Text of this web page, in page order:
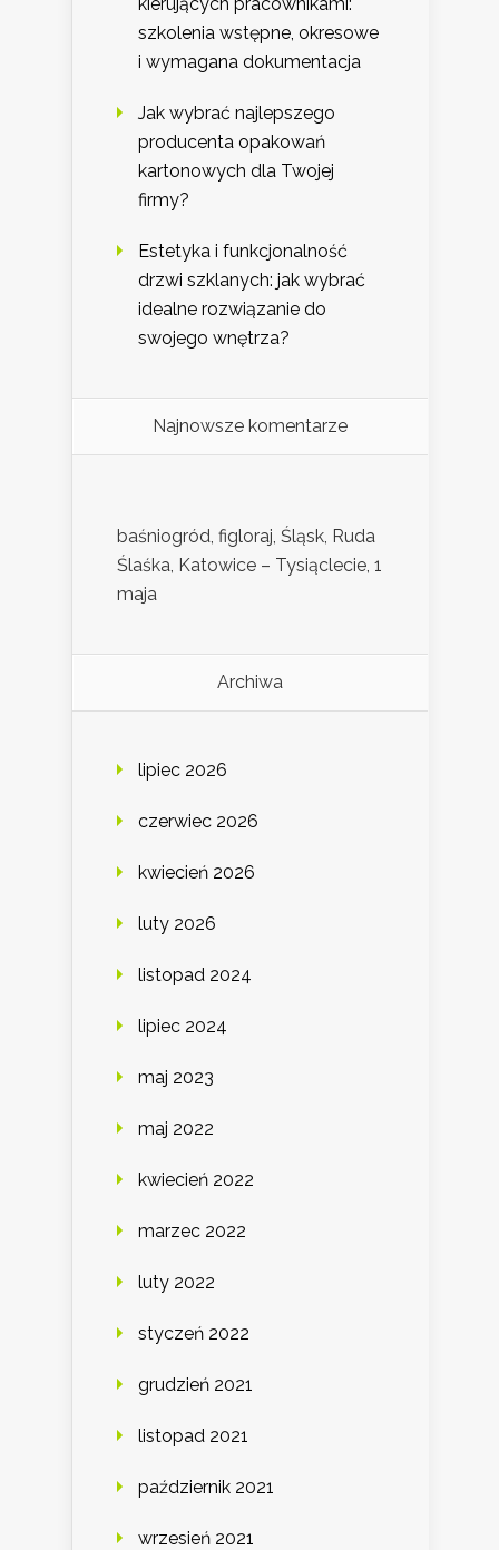
szkolenia wstępne, okresowe
i wymagana dokumentacja
Jak wybrać najlepszego
producenta opakowań
kartonowych dla Twojej
firmy?
Estetyka i funkcjonalność
drzwi szklanych: jak wybrać
idealne rozwiązanie do
swojego wnętrza?
Najnowsze komentarze
baśniogród, figloraj, Śląsk, Ruda
Ślaśka, Katowice – Tysiąclecie, 1
maja
Archiwa
lipiec 2026
czerwiec 2026
kwiecień 2026
luty 2026
listopad 2024
lipiec 2024
maj 2023
maj 2022
kwiecień 2022
marzec 2022
luty 2022
styczeń 2022
grudzień 2021
listopad 2021
październik 2021
wrzesień 2021